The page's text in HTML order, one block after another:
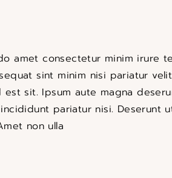
amet consectetur minim irure
sint minim nisi pariatur
est sit. Ipsum aute magna
pariatur nisi. Deserunt
non ulla